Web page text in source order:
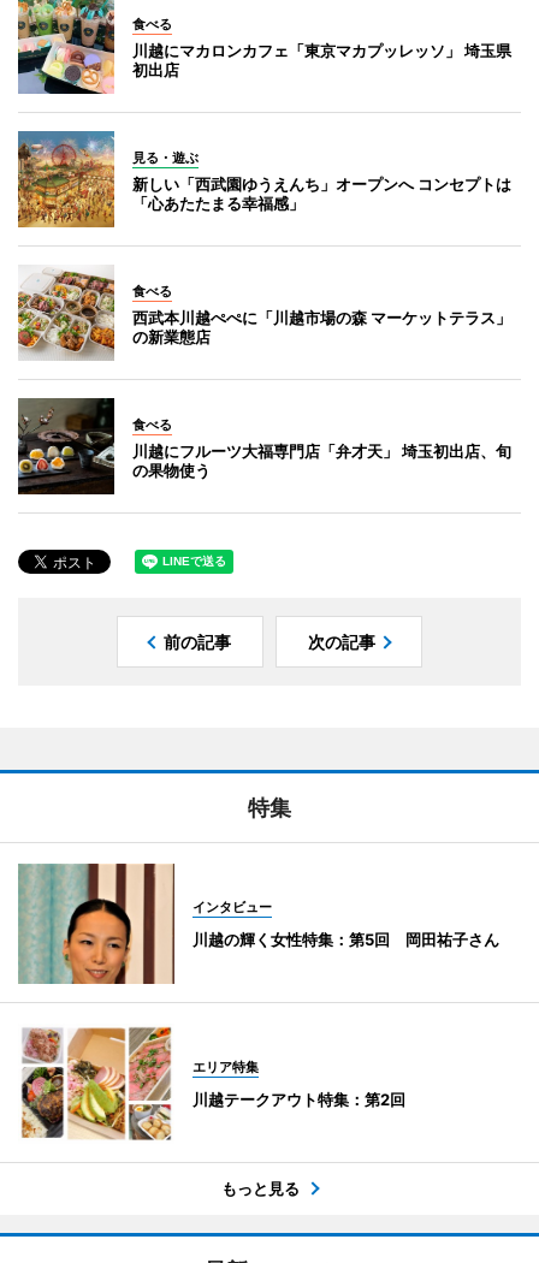
食べる
川越にマカロンカフェ「東京マカプッレッソ」 埼玉県
初出店
見る・遊ぶ
新しい「西武園ゆうえんち」オープンへ コンセプトは
「心あたたまる幸福感」
食べる
西武本川越ぺぺに「川越市場の森 マーケットテラス」
の新業態店
食べる
川越にフルーツ大福専門店「弁才天」 埼玉初出店、旬
の果物使う
前の記事 次の記事
特集
インタビュー
川越の輝く女性特集：第5回 岡田祐子さん
エリア特集
川越テークアウト特集：第2回
もっと見る